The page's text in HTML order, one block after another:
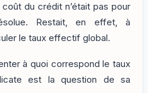
du crédit n’était pas pour
Restait, en effet, à
le taux effectif global.
à quoi correspond le taux
est la question de sa